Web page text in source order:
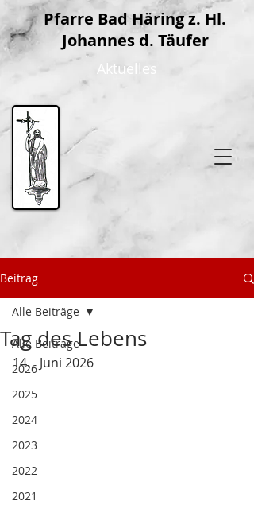
Pfarre Bad Häring z. Hl.
Johannes d. Täufer
Aktuelles
Beitrag
Alle Beiträge
2026
2025
2024
2023
2022
2021
Alle Beiträge
Tag des Lebens
Juni 2026